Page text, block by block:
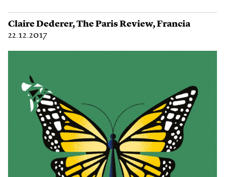
Claire Dederer,The Paris Review,Francia
22.12.2017